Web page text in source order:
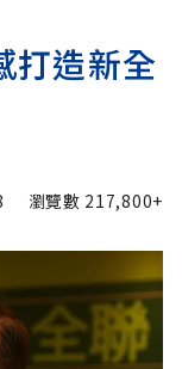
打造新全
瀏覽數 217,800+